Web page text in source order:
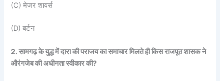
(C) मेजर शावर्स
(D) बर्टन
2. सामगढ़ के युद्ध में दारा की पराजय का समाचार मिलते ही किस राजपूत शासक ने
औरंगजेब की अधीनता स्वीकार की?